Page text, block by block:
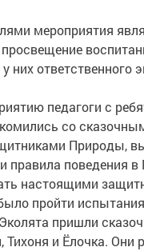
мероприятия
просвещение
них ответственного
педагоги с
со
Природы,
правила поведения
настоящими
пройти
пришли
и Ёлочка. Они